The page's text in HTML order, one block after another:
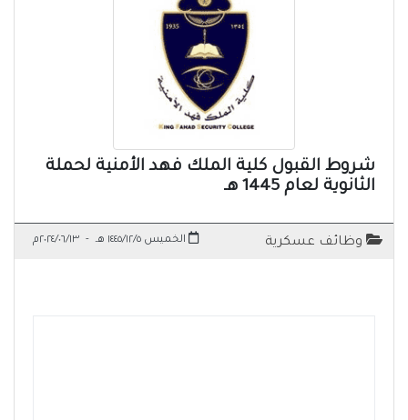
شروط القبول كلية الملك فهد الأمنية لحملة
الثانوية لعام 1445 هـ
وظائف عسكرية الخميس ١٤٤٥/١٢/٥ هـ - ٢٠٢٤/٠٦/١٣م